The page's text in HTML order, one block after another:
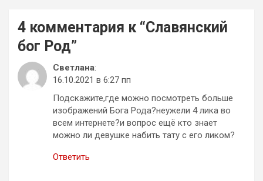
4 комментария к “Славянский
бог Род”
Светлана:
16.10.2021 в 6:27 пп
Подскажите,где можно посмотреть больше
изображений Бога Рода?неужели 4 лика во
всем интернете?и вопрос ещё кто знает
можно ли девушке набить тату с его ликом?
Ответить